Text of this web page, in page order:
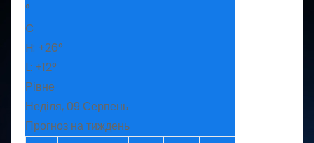
°
C
H: +26°
L: +12°
Рівне
Неділя, 09 Серпень
Прогноз на тиждень